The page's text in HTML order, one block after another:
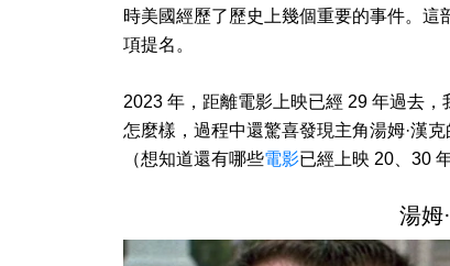
時美國經歷了歷史上幾個重要的事件。這
項提名。
2023 年，距離電影上映已經 29 年過去
怎麼樣，過程中還驚喜發現主角湯姆·漢克
（想知道還有哪些電影已經上映 20、30
湯姆